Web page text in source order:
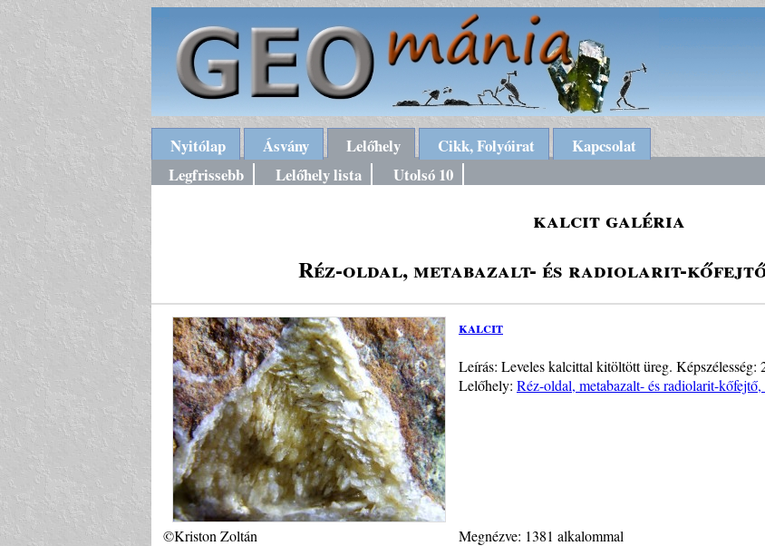
Nyitólap Ásvány Lelőhely Cikk, Folyóirat
Kapcsolat
Legfrissebb
Lelőhely lista Utolsó 10
kalcit galéria
Réz-oldal, metabazalt- és radiolarit-
kalcit
Leírás: Leveles kalcittal kitöltött üreg. Képszélesség:
Lelőhely: Réz-oldal, metabazalt- és radiolarit-
©Kriston Zoltán Megnézve: 1381 alkalommal